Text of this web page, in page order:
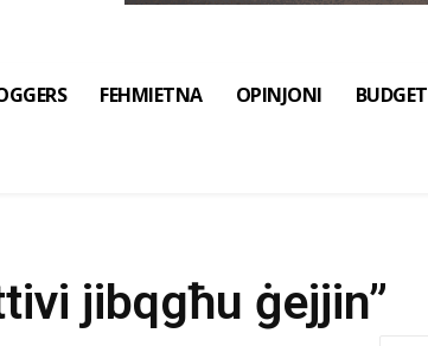
FEHMIETNA OPINJONI BUDGET
jibqgħu ġejjin”